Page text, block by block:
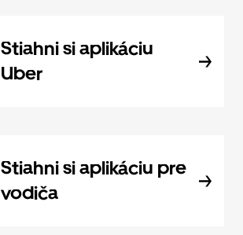
Stiahni si aplikáciu
Uber
Stiahni si aplikáciu pre
vodiča